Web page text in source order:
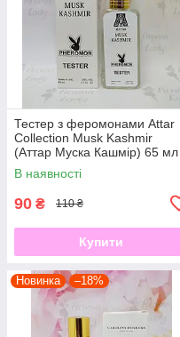
Тестер з феромонами Attar
Collection Musk Kashmir
(Аттар Муска Кашмір) 65 мл
В наявності
90 ₴ 110 ₴
Купити
Новинка –18%